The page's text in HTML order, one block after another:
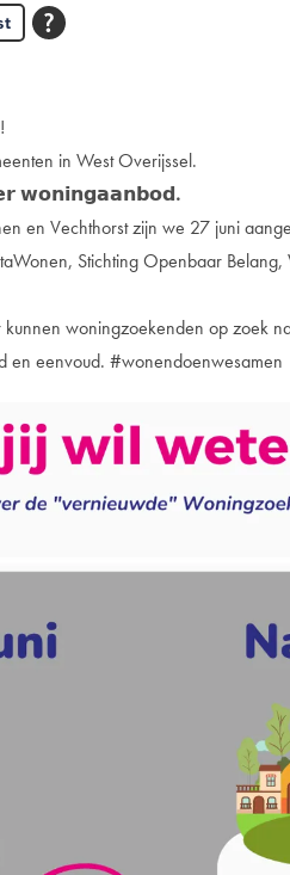
in West Overijssel.
𝘄𝗼𝗻𝗶𝗻𝗴𝗮𝗮𝗻𝗯𝗼𝗱.
en Vechthorst zijn we 27 juni
Stichting Openbaar
woningzoekenden op zoek
en eenvoud. #wonendoenwesamen